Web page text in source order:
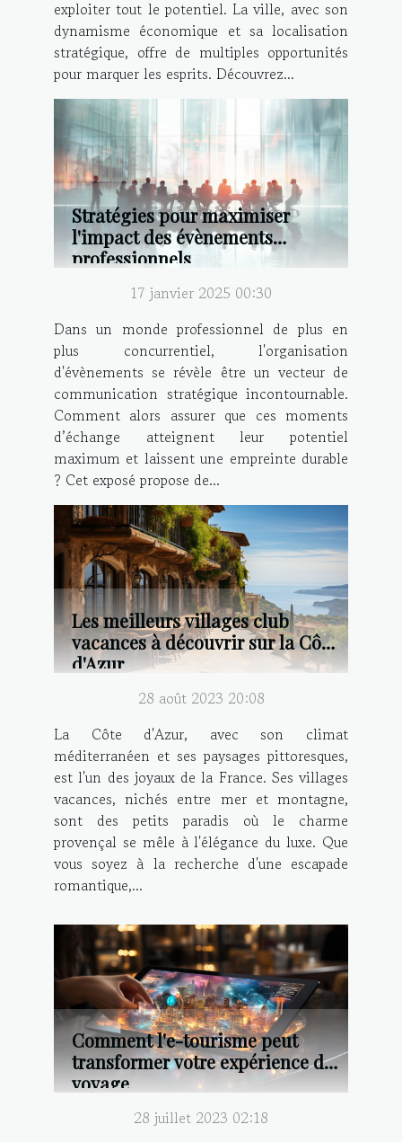
exploiter tout le potentiel. La ville, avec son
dynamisme économique et sa localisation
stratégique, offre de multiples opportunités
pour marquer les esprits. Découvrez...
Stratégies pour maximiser
l'impact des évènements
professionnels
17 janvier 2025 00:30
Dans un monde professionnel de plus en
plus concurrentiel, l'organisation
d'évènements se révèle être un vecteur de
communication stratégique incontournable.
Comment alors assurer que ces moments
d’échange atteignent leur potentiel
maximum et laissent une empreinte durable
? Cet exposé propose de...
Les meilleurs villages club
vacances à découvrir sur la Côte
d'Azur
28 août 2023 20:08
La Côte d'Azur, avec son climat
méditerranéen et ses paysages pittoresques,
est l'un des joyaux de la France. Ses villages
vacances, nichés entre mer et montagne,
sont des petits paradis où le charme
provençal se mêle à l'élégance du luxe. Que
vous soyez à la recherche d'une escapade
romantique,...
Comment l'e-tourisme peut
transformer votre expérience de
voyage
28 juillet 2023 02:18